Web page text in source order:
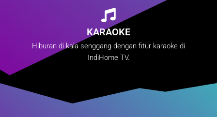
KARAOKE
Hiburan di kala senggang dengan fitur karaoke di
IndiHome TV.